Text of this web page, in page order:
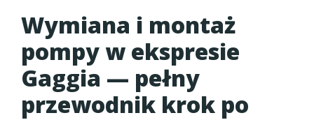
Wymiana i montaż
pompy w ekspresie
Gaggia — pełny
przewodnik krok po